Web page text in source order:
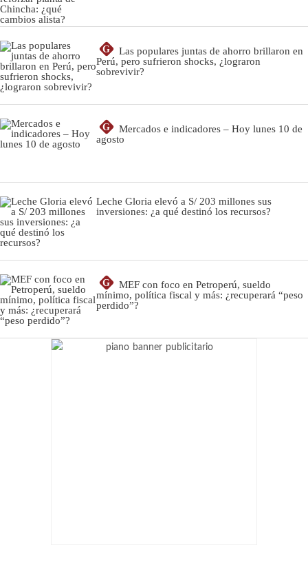
G
Las populares juntas de ahorro brillaron en
Perú, pero sufrieron shocks, ¿lograron
sobrevivir?
G
Mercados e indicadores – Hoy lunes 10 de
agosto
Leche Gloria elevó a S/ 203 millones sus
inversiones: ¿a qué destinó los recursos?
G
MEF con foco en Petroperú, sueldo
mínimo, política fiscal y más: ¿recuperará “peso
perdido”?